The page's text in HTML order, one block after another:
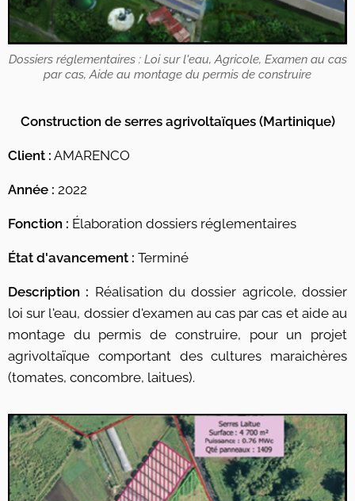
Dossiers réglementaires : Loi sur l'eau, Agricole, Examen au cas
par cas, Aide au montage du permis de construire
Construction de serres agrivoltaïques (Martinique)
Client : AMARENCO
Année : 2022
Fonction : Élaboration dossiers réglementaires
État d'avancement : Terminé
Description : Réalisation du dossier agricole, dossier
loi sur l'eau, dossier d'examen au cas par cas et aide au
montage du permis de construire, pour un projet
agrivoltaïque comportant des cultures maraichères
(tomates, concombre, laitues).